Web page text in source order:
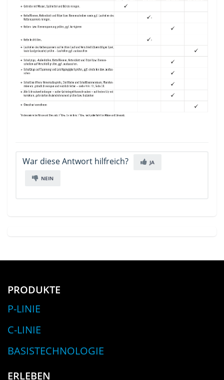
War diese Antwort hilfreich? JA
NEIN
PRODUKTE
P-LINIE
C-LINIE
BASISTECHNOLOGIE
ERLEBEN